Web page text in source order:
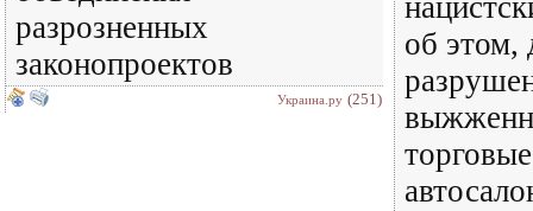
разрозненных
законопроектов
Украина.ру (251)
об этом,